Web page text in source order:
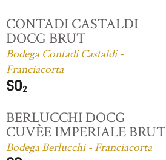
CONTADI CASTALDI
DOCG BRUT
Bodega Contadi Castaldi -
Franciacorta
BERLUCCHI DOCG
CUVÈE IMPERIALE BRUT
Bodega Berlucchi - Franciacorta